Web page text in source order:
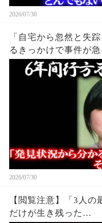
2026/07/30
「自宅から忽然と失
るきっかけで事件が急
2026/07/30
【閲覧注意】「3人
だけが生き残った…